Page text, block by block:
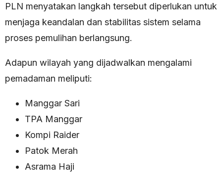
PLN menyatakan langkah tersebut diperlukan untuk
menjaga keandalan dan stabilitas sistem selama
proses pemulihan berlangsung.
Adapun wilayah yang dijadwalkan mengalami
pemadaman meliputi:
Manggar Sari
TPA Manggar
Kompi Raider
Patok Merah
Asrama Haji